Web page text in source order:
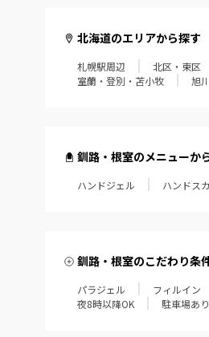
北海道のエリアから探す
札幌駅周辺 北区・東区
室蘭・登別・苫小牧
旭
釧路・根室のメニューか
ハンドジェル ハンドス
釧路・根室のこだわり条
パラジェル フィルイン
夜8時以降OK
駐車場あり